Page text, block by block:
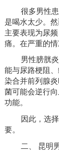
很多男性
是喝水太少。
主要表现为尿
痛。在严重的
男性膀胱
能与尿路梗阻
染合并前列腺
菌可能会逆行
功能。
因此，选
要。
二、 昆明